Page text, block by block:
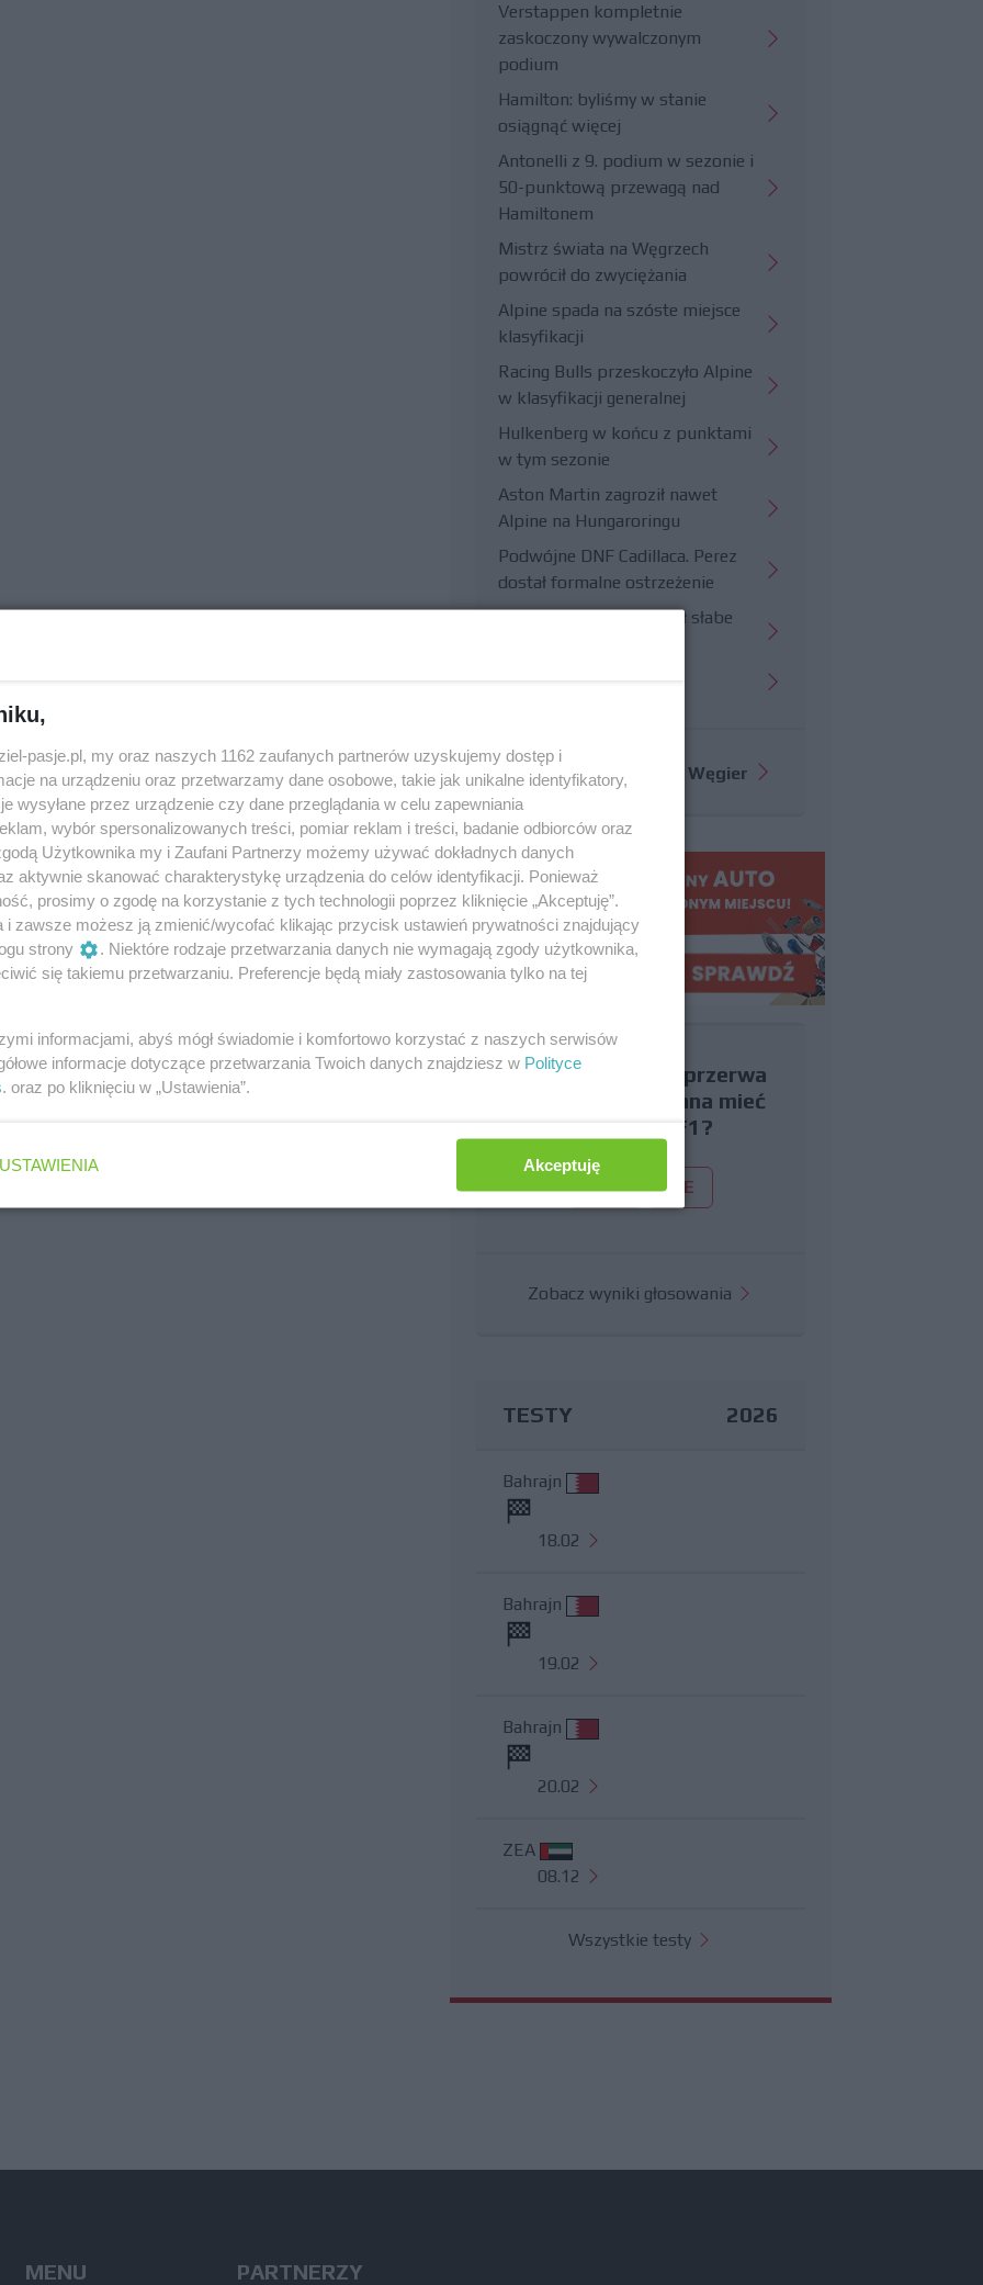
Verstappen kompletnie
zaskoczony wywalczonym
podium
Hamilton: byliśmy w stanie
osiągnąć więcej
Antonelli z 9. podium w sezonie i
50-punktową przewagą nad
Hamiltonem
Mistrz świata na Węgrzech
powrócił do zwyciężania
Alpine spada na szóste miejsce
klasyfikacji
Racing Bulls przeskoczyło Alpine
w klasyfikacji generalnej
Hulkenberg w końcu z punktami
w tym sezonie
Aston Martin zagroził nawet
Alpine na Hungaroringu
Podwójne DNF Cadillaca. Perez
dostał formalne ostrzeżenie
Hungaroring potwierdził słabe
Więcej informacji o GP Węgier
Czy uważasz, że przerwa
wakacyjna powinna mieć
miejsce w F1?
TAK NIE
Zobacz wyniki głosowania
TESTY 2026
Bahrajn
18.02
Bahrajn
19.02
Bahrajn
20.02
ZEA
08.12
Wszystkie testy
MENU PARTNERZY
pasje.pl, my oraz naszych 1162 zaufanych partnerów uzyskujemy dostęp i
na urządzeniu oraz przetwarzamy dane osobowe, takie jak unikalne identyfikatory,
wysyłane przez urządzenie czy dane przeglądania w celu zapewniania
wybór spersonalizowanych treści, pomiar reklam i treści, badanie odbiorców oraz
Użytkownika my i Zaufani Partnerzy możemy używać dokładnych danych
aktywnie skanować charakterystykę urządzenia do celów identyfikacji. Ponieważ
prosimy o zgodę na korzystanie z tych technologii poprzez kliknięcie „Akceptuję”.
i zawsze możesz ją zmienić/wycofać klikając przycisk ustawień prywatności znajdujący
strony
. Niektóre rodzaje przetwarzania danych nie wymagają zgody użytkownika,
się takiemu przetwarzaniu. Preferencje będą miały zastosowania tylko na tej
informacjami, abyś mógł świadomie i komfortowo korzystać z naszych serwisów
informacje dotyczące przetwarzania Twoich danych znajdziesz w Polityce
. oraz po kliknięciu w „Ustawienia”.
USTAWIENIA Akceptuję